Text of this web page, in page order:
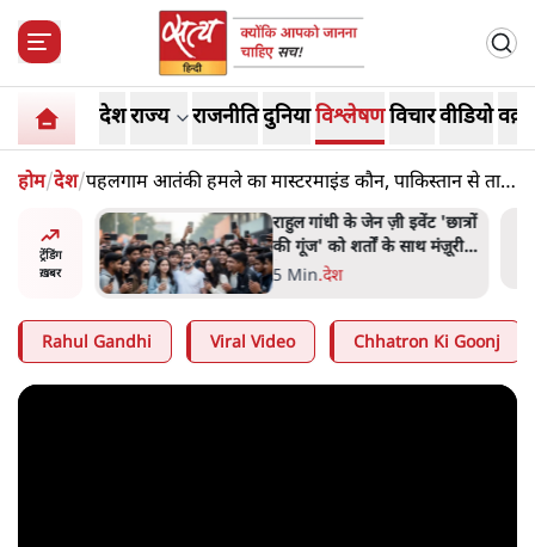
देशराज्य राजनीतिदुनियाविश्लेषणविचारवीडियो
होम/देश/पहलगाम आतंकी हमले का मास्टरमाइंड कौन, पाकिस्तान से तार
कैसे जुड़े हैं
ट्रेंडिंग
ख़बर
राहुल गांधी के जेन ज़ी इवेंट 'छात्रों
की गूंज' को शर्तों के साथ मंज़ूरी
देना पड़ा
5 Min.देश
Rahul Gandhi Viral Video Chhatron Ki Goonj